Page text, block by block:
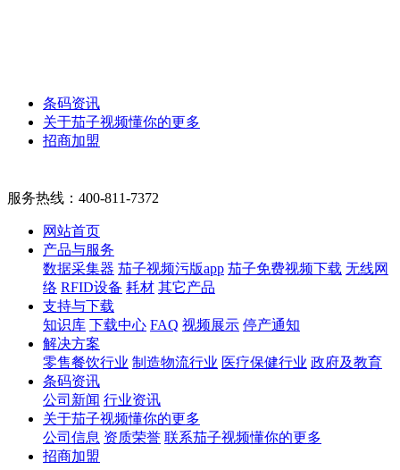
条码资讯
关于茄子视频懂你的更多
招商加盟
服务热线： 400-811-7372
网站首页
产品与服务
数据采集器 茄子视频污版app 茄子免费视频下载 无线网
络 RFID设备 耗材 其它产品
支持与下载
知识库 下载中心 FAQ 视频展示 停产通知
解决方案
零售餐饮行业 制造物流行业 医疗保健行业 政府及教育
条码资讯
公司新闻 行业资讯
关于茄子视频懂你的更多
公司信息 资质荣誉 联系茄子视频懂你的更多
招商加盟